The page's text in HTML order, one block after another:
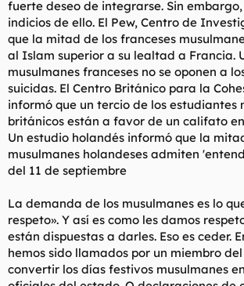
fuerte deseo de integrarse. Sin
indicios de ello. El Pew, Centro de
que la mitad de los franceses
al Islam superior a su lealtad a Francia.
musulmanes franceses no se oponen a
suicidas. El Centro Británico para la
informó que un tercio de los estudiantes
británicos están a favor de un califato
Un estudio holandés informó que la
musulmanes holandeses admiten
del 11 de septiembre
La demanda de los musulmanes es lo
respeto». Y así es como les damos
están dispuestas a darles. Eso es ceder.
hemos sido llamados por un miembro
convertir los días festivos musulmanes